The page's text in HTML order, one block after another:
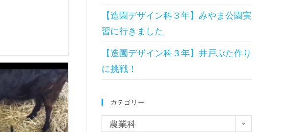
【造園デザイン科３年】みやま公園実
習に行きました
【造園デザイン科３年】井戸ぶた作り
に挑戦！
カテゴリー
農業科